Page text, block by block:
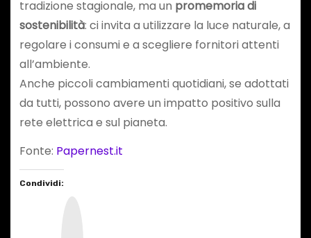
tradizione stagionale, ma un promemoria di
sostenibilità: ci invita a utilizzare la luce naturale, a
regolare i consumi e a scegliere fornitori attenti
all’ambiente.
Anche piccoli cambiamenti quotidiani, se adottati
da tutti, possono avere un impatto positivo sulla
rete elettrica e sul pianeta.
Fonte: Papernest.it
Condividi: